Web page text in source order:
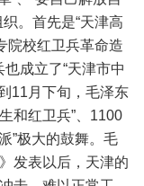
。首先是“天津高
院校红卫兵革命造
成立了“天津市中
11月下旬，毛泽东
和红卫兵”、1100
”极大的鼓舞。毛
发表以后，天津的